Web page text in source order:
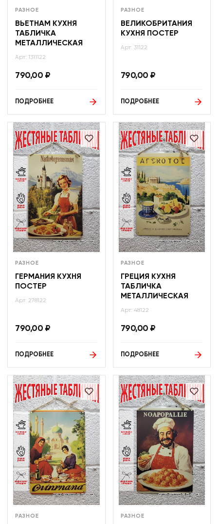
РАЗНОЕ
ВЬЕТНАМ КУХНЯ
ТАБЛИЧКА
МЕТАЛЛИЧЕСКАЯ
Арт: 1311122
790,00 ₽
ПОДРОБНЕЕ
РАЗНОЕ
ВЕЛИКОБРИТАНИЯ
КУХНЯ ПОСТЕР
Арт: 31122
790,00 ₽
ПОДРОБНЕЕ
РАЗНОЕ
ГЕРМАНИЯ КУХНЯ
ПОСТЕР
Арт: 278122
790,00 ₽
ПОДРОБНЕЕ
РАЗНОЕ
ГРЕЦИЯ КУХНЯ
ТАБЛИЧКА
МЕТАЛЛИЧЕСКАЯ
Арт: 48122
790,00 ₽
ПОДРОБНЕЕ
РАЗНОЕ РАЗНОЕ